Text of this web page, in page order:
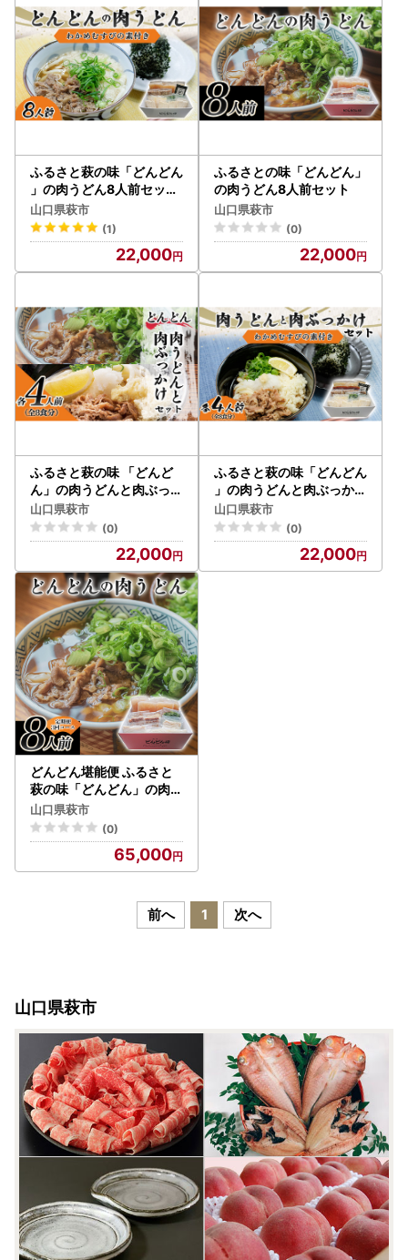
ふるさと萩の味「どんどん
」の肉うどん8人前セット
わかめむすびの素付き
山口県萩市
(1)
22,000
ふるさとの味「どんどん」
の肉うどん8人前セット
山口県萩市
(0)
22,000
ふるさと萩の味 「どんど
ん」の肉うどんと肉ぶっか
けうどん 各4人前セット（
全8食分）
山口県萩市
(0)
22,000
ふるさと萩の味「どんどん
」の肉うどんと肉ぶっかけ
うどん各4人前セット(全8
食分) わかめむすびの素付
き
山口県萩市
(0)
22,000
どんどん堪能便 ふるさと
萩の味「どんどん」の肉う
どん8人前セット 定期便3
回コース
山口県萩市
(0)
65,000
前へ 1 次へ
山口県萩市